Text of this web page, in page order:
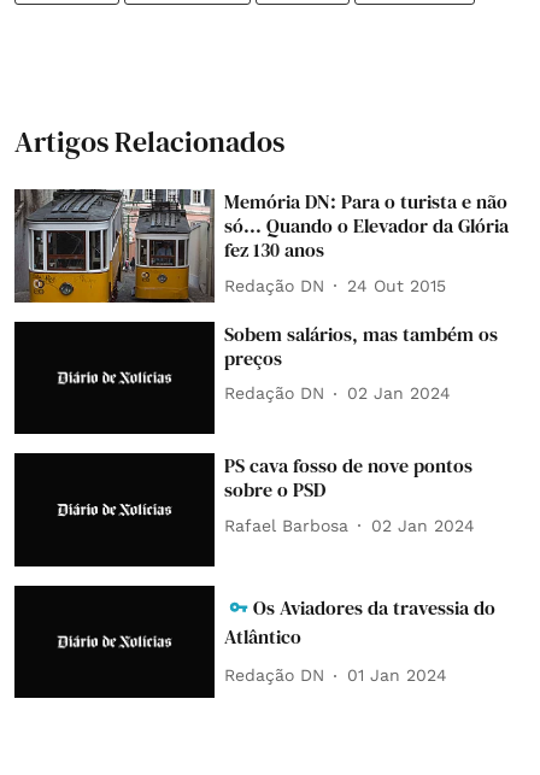
Artigos Relacionados
Memória DN: Para o turista e não
só... Quando o Elevador da Glória
fez 130 anos
Redação DN 24 Out 2015
Sobem salários, mas também os
preços
Redação DN 02 Jan 2024
PS cava fosso de nove pontos
sobre o PSD
Rafael Barbosa 02 Jan 2024
Os Aviadores da travessia do
Atlântico
Redação DN 01 Jan 2024